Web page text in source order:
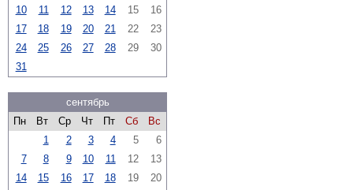
10
11 12 13 14 15
16
17
18 19 20 21 22
23
24
25 26 27 28 29
30
31
сентябрь
Пн
Вт Ср Чт Пт Сб
Вс
1
2 3 4 5
6
7
8 9 10 11 12
13
14
15 16 17 18 19
20